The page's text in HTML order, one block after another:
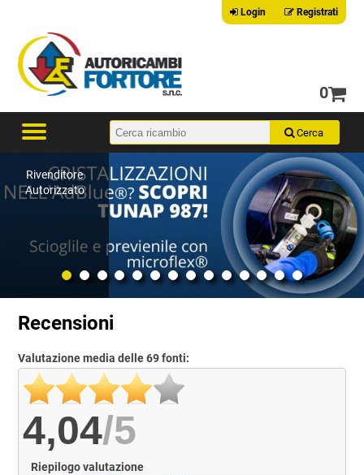
Login Registrati
0
Rivenditore
Autorizzato
Recensioni
Valutazione media delle 69 fonti:
4,04/5
Riepilogo valutazione